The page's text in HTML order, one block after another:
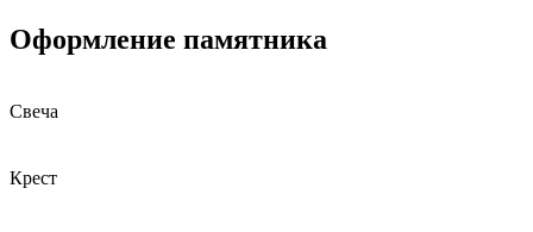
Оформление памятника
Свеча
Крест